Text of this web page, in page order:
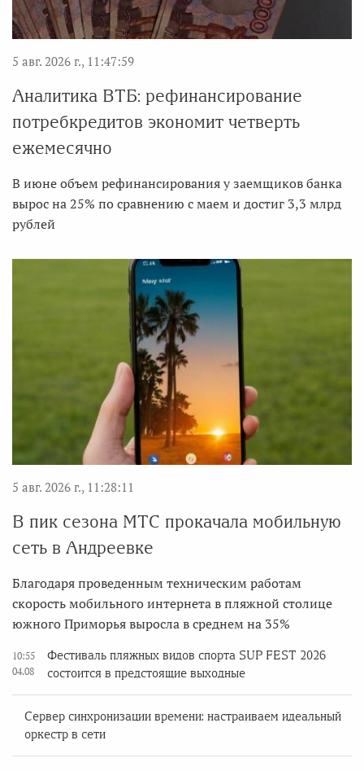
5 авг. 2026 г., 11:47:59
Аналитика ВТБ: рефинансирование
потребкредитов экономит четверть
ежемесячно
В июне объем рефинансирования у заемщиков банка
вырос на 25% по сравнению с маем и достиг 3,3 млрд
рублей
5 авг. 2026 г., 11:28:11
В пик сезона МТС прокачала мобильную
сеть в Андреевке
Благодаря проведенным техническим работам
скорость мобильного интернета в пляжной столице
южного Приморья выросла в среднем на 35%
10:55
04.08
Фестиваль пляжных видов спорта SUP FEST 2026
состоится в предстоящие выходные
Сервер синхронизации времени: настраиваем идеальный
оркестр в сети